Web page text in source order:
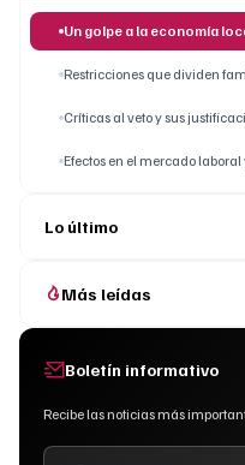
Un golpe a la economía
Restricciones que dividen
Críticas al veto y sus
Efectos en el mercado laboral
Lo último
Más leídas
Boletín informativo
Recibe las noticias más